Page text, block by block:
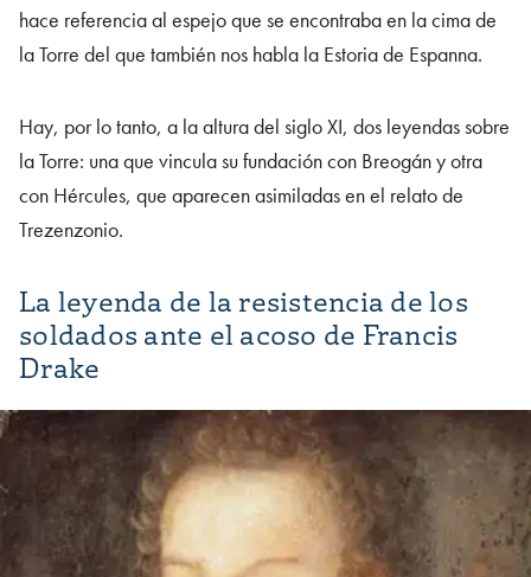
hace referencia al espejo que se encontraba en la cima de
la Torre del que también nos habla la Estoria de Espanna.
Hay, por lo tanto, a la altura del siglo XI, dos leyendas sobre
la Torre: una que vincula su fundación con Breogán y otra
con Hércules, que aparecen asimiladas en el relato de
Trezenzonio.
La leyenda de la resistencia de los
soldados ante el acoso de Francis
Drake